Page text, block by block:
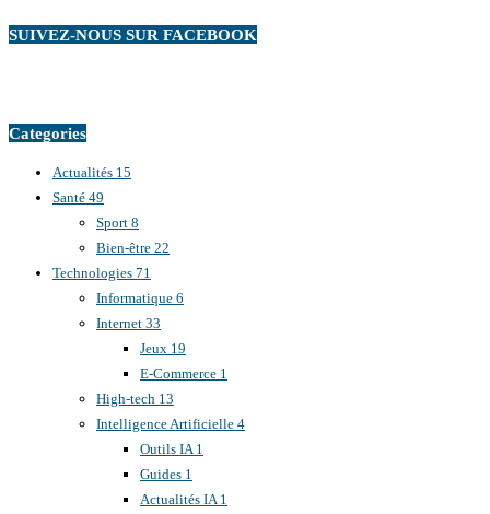
SUIVEZ-NOUS SUR FACEBOOK
Categories
Actualités 15
Santé 49
Sport 8
Bien-être 22
Technologies 71
Informatique 6
Internet 33
Jeux 19
E-Commerce 1
High-tech 13
Intelligence Artificielle 4
Outils IA 1
Guides 1
Actualités IA 1